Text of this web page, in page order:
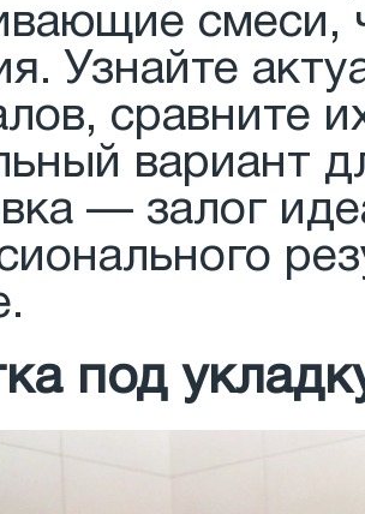
смеси,
Узнайте
сравните
вариант
— залог
под